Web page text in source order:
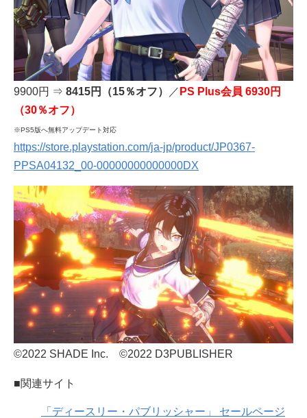
9900円 ⇒ 8415円（15％オフ） ／ PS Plus会員 6930円
（30％オフ）
※PS5版へ無料アップデート対応
https://store.playstation.com/ja-jp/product/JP0367-
PPSA04132_00-00000000000000DX
©2022 SHADE Inc. ©2022 D3PUBLISHER
■関連サイト
「ディースリー・パブリッシャー」 セールページ